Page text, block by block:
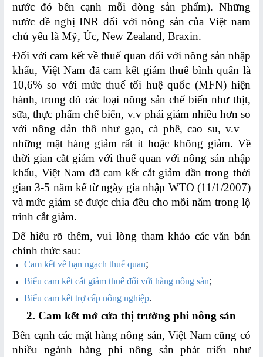
Hoạt
động
TMĐT
Thông
báo
vi
phạm
TMĐT
Hỗ
trợ
ứng
dụng
CNTT
HOẠT
ĐỘNG
LOGISTICS
Phổ
biến
về
Logistics
nước đó bên cạnh mỗi dòng sản phẩm). Những
nước đề nghị INR đối với nông sản của Việt nam
chủ yếu là Mỹ, Úc, New Zealand, Braxin.
Đối với cam kết về thuế quan đối với nông sản nhập
khẩu, Việt Nam đã cam kết giảm thuế bình quân là
10,6% so với mức thuế tối huệ quốc (MFN) hiện
hành, trong đó các loại nông sản chế biến như thịt,
sữa, thực phẩm chế biến, v.v phải giảm nhiều hơn so
với nông dản thô như gạo, cà phê, cao su, v.v –
những mặt hàng giảm rất ít hoặc không giảm. Về
thời gian cắt giảm với thuế quan với nông sản nhập
khẩu, Việt Nam đã cam kết cắt giảm dần trong thời
gian 3-5 năm kể từ ngày gia nhập WTO (11/1/2007)
và mức giảm sẽ được chia đều cho mỗi năm trong lộ
trình cắt giảm.
Để hiểu rõ thêm, vui lòng tham khảo các văn bản
chính thức sau:
Cam kết về hạn ngạch thuế quan;
Biểu cam kết cắt giảm thuế đối với hàng nông sản;
Biểu cam kểt trợ cấp nông nghiệp.
2. Cam kết mở cửa thị trường phi nông sản
Bên cạnh các mặt hàng nông sản, Việt Nam cũng có
nhiều ngành hàng phi nông sản phát triển như